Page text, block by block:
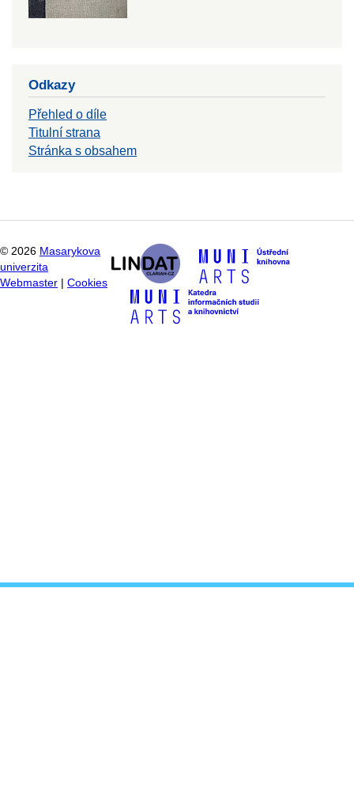
Odkazy
Přehled o díle
Titulní strana
Stránka s obsahem
© 2026 Masarykova
univerzita
Webmaster
Cookies